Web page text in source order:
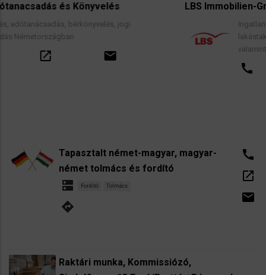
jogi
email
LBS Immobilien-GmbH NordWest
Ingatlanközvetítés,
lakástakarék- és építési
valamint kapcsolódó
open_in_new
Tapasztalt német-magyar, magyar-
német tolmács és fordító
dns Fordító Tolmács
directions
call
open_in_new
email
Raktári munka, Kommissiózó,